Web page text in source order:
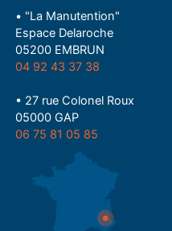
• "La Manutention"
Espace Delaroche
05200 EMBRUN
04 92 43 37 38
• 27 rue Colonel Roux
05000 GAP
06 75 81 05 85